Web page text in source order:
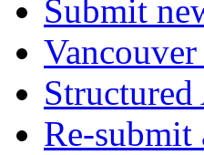
Submit
Structured
Re-submit